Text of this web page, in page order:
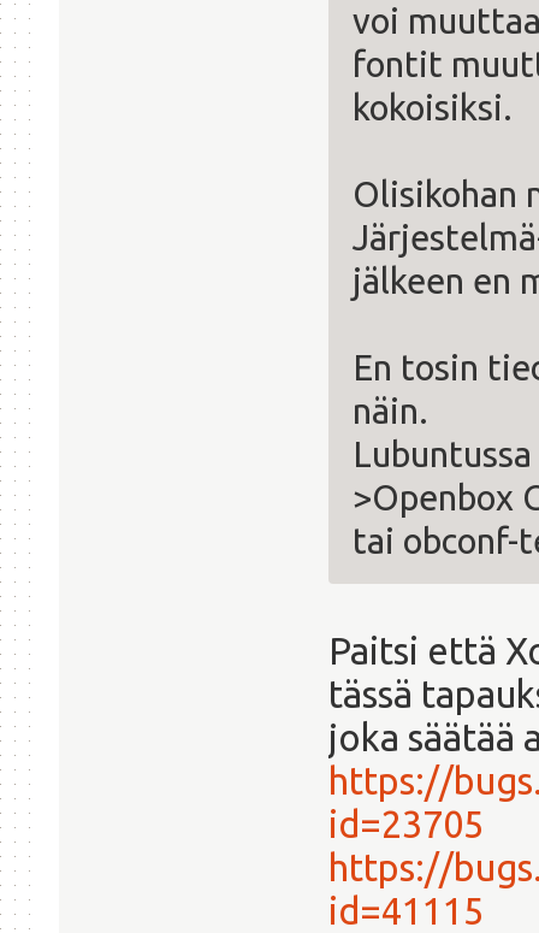
voi
fontit
kokoisiksi.
Olisikohan
jälkeen en
En tosin
näin.
>Openbox
tai obconf-
Paitsi että
tässä
joka säätää
https://
id=23705
https://
id=41115